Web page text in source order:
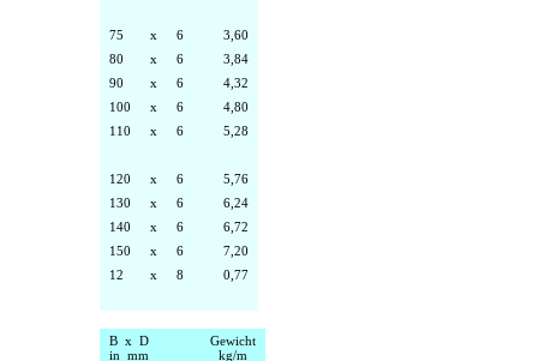
75 x 6
3,60
80
x 6
3,84
90
x 6
4,32
100
x 6
4,80
110
x 6 5,28
120 x 6
5,76
130
x 6
6,24
140
x 6
6,72
150
x 6
7,20
12
x 8 0,77
B x D
in mm
Gewicht
kg/m